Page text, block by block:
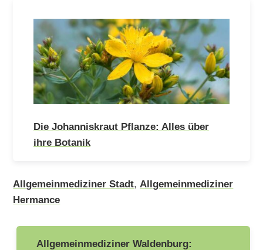
Die Johanniskraut Pflanze: Alles über
ihre Botanik
Allgemeinmediziner Stadt, Allgemeinmediziner
Hermance
Beitragsnavigation
Allgemeinmediziner Waldenburg: